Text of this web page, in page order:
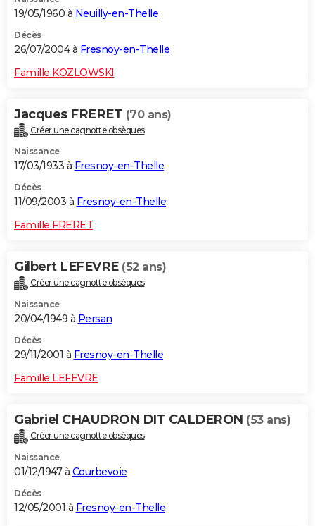
19/05/1960 à Neuilly-en-Thelle
Décès
26/07/2004 à Fresnoy-en-Thelle
Famille KOZLOWSKI
Jacques FRERET (70 ans)
Créer une cagnotte obsèques
Naissance
17/03/1933 à Fresnoy-en-Thelle
Décès
11/09/2003 à Fresnoy-en-Thelle
Famille FRERET
Gilbert LEFEVRE (52 ans)
Créer une cagnotte obsèques
Naissance
20/04/1949 à Persan
Décès
29/11/2001 à Fresnoy-en-Thelle
Famille LEFEVRE
Gabriel CHAUDRON DIT CALDERON (53 ans)
Créer une cagnotte obsèques
Naissance
01/12/1947 à Courbevoie
Décès
12/05/2001 à Fresnoy-en-Thelle